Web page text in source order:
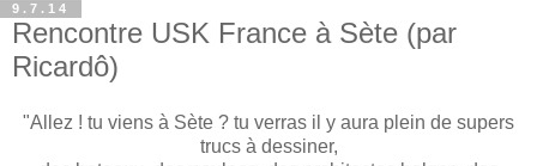
9.7.14
Rencontre USK France à Sète (par
Ricardô)
"Allez ! tu viens à Sète ? tu verras il y aura plein de supers
trucs à dessiner,